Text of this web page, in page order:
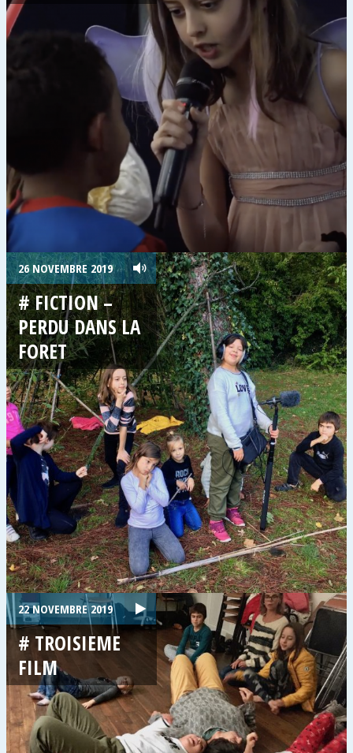
26 NOVEMBRE 2019
# FICTION –
PERDU DANS LA
FORET
22 NOVEMBRE 2019
# TROISIEME
FILM